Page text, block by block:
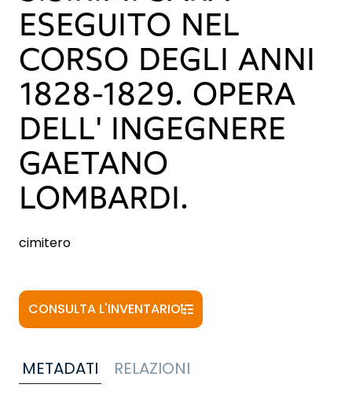
ESEGUITO NEL
CORSO DEGLI ANNI
1828-1829. OPERA
DELL' INGEGNERE
GAETANO
LOMBARDI.
cimitero
CONSULTA L'INVENTARIO
METADATI RELAZIONI